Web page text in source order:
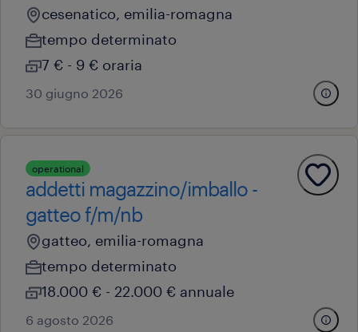
cesenatico, emilia-romagna
tempo determinato
7 € - 9 € oraria
30 giugno 2026
operational
addetti magazzino/imballo -
gatteo f/m/nb
gatteo, emilia-romagna
tempo determinato
18.000 € - 22.000 € annuale
6 agosto 2026